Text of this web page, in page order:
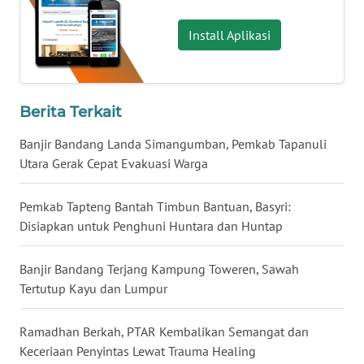
Install Aplikasi
Berita Terkait
Banjir Bandang Landa Simangumban, Pemkab Tapanuli
Utara Gerak Cepat Evakuasi Warga
Pemkab Tapteng Bantah Timbun Bantuan, Basyri:
Disiapkan untuk Penghuni Huntara dan Huntap
Banjir Bandang Terjang Kampung Toweren, Sawah
Tertutup Kayu dan Lumpur
Ramadhan Berkah, PTAR Kembalikan Semangat dan
Keceriaan Penyintas Lewat Trauma Healing
WN
BABEL
SUMBAR
WN
BENGKULU
WN
LAMPUNG
WN
JATENG